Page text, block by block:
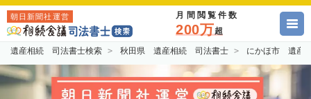
朝日新聞社運営 月間閲覧件数
200万超
遺産相続 司法書士検索 秋田県 遺産相続 司法書士 にかほ市 遺産